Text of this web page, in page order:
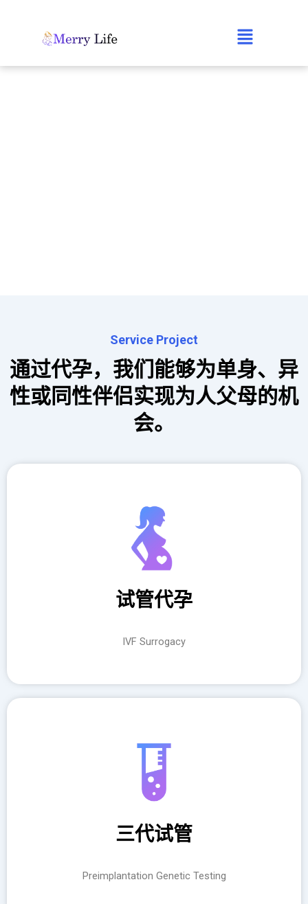
Main
Menu
Service Project
通过代孕，我们能够为单身、异
性或同性伴侣实现为人父母的机
会。
试管代孕
IVF Surrogacy
三代试管
Preimplantation Genetic Testing